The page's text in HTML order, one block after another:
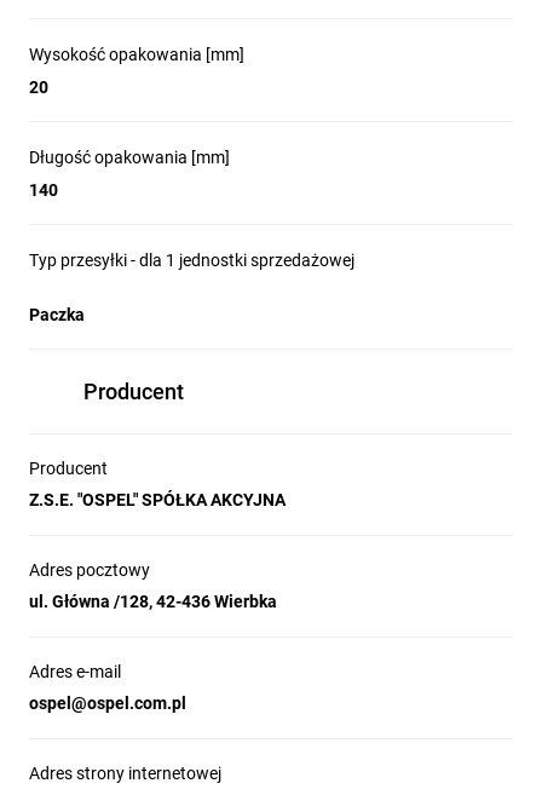
Wysokość opakowania [mm]
20
Długość opakowania [mm]
140
Typ przesyłki - dla 1 jednostki sprzedażowej
Paczka
Producent
Producent
Z.S.E. "OSPEL" SPÓŁKA AKCYJNA
Adres pocztowy
ul. Główna /128, 42-436 Wierbka
Adres e-mail
ospel@ospel.com.pl
Adres strony internetowej